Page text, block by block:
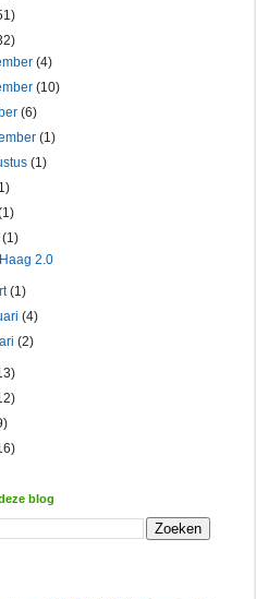
(4)
(10)
(6)
(1)
(1)
(1)
2.0
(1)
(4)
(2)
blog